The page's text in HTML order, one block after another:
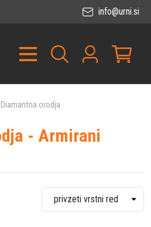
info@urni.si
Diamantna orodja
- Armirani